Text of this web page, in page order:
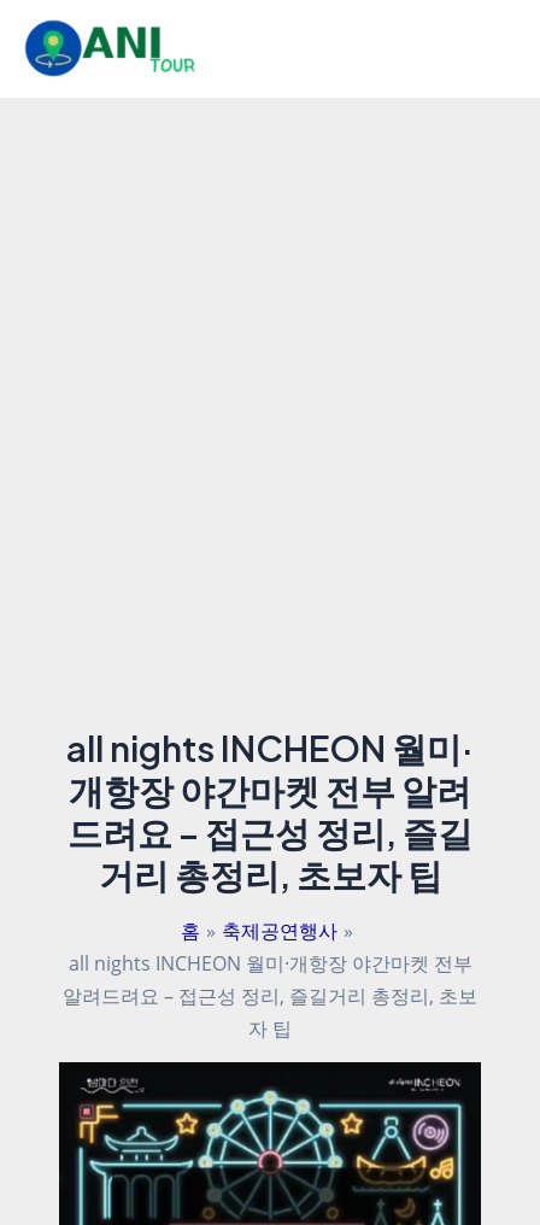
all nights INCHEON 월미·
개항장 야간마켓 전부 알려
드려요 – 접근성 정리, 즐길
거리 총정리, 초보자 팁
홈
축제공연행사
all nights INCHEON 월미·개항장 야간마켓 전부
알려드려요 – 접근성 정리, 즐길거리 총정리, 초보
자 팁